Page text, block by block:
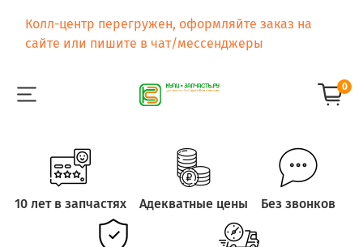
Колл-центр перегружен, оформляйте заказ на
сайте или пишите в чат/мессенджеры
0
10 лет в запчастях Адекватные цены Без звонков